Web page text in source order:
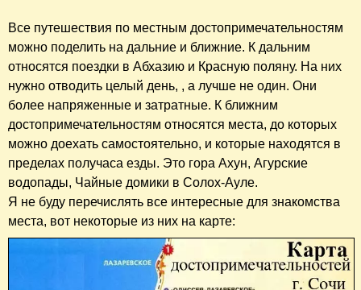
Все путешествия по местным достопримечательностям
можно поделить на дальние и ближние. К дальним
относятся поездки в Абхазию и Красную поляну. На них
нужно отводить целый день, , а лучше не один. Они
более напряженные и затратные. К ближним
достопримечательностям относятся места, до которых
можно доехать самостоятельно, и которые находятся в
пределах получаса езды. Это гора Ахун, Агурские
водопады, Чайные домики в Солох-Ауле.
Я не буду перечислять все интересные для знакомства
места, вот некоторые из них на карте: